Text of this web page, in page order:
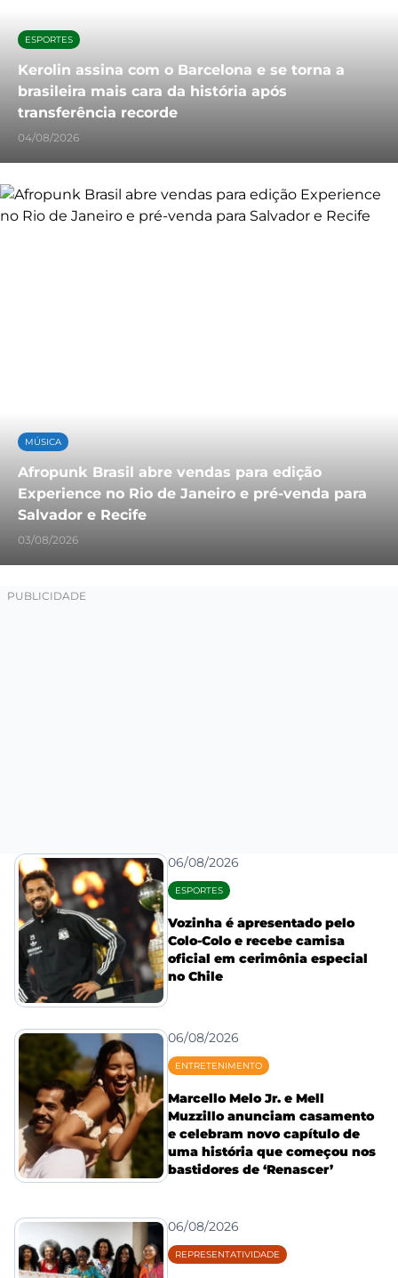
ESPORTES
Kerolin assina com o Barcelona e se torna a
brasileira mais cara da história após
transferência recorde
04/08/2026
MÚSICA
Afropunk Brasil abre vendas para edição
Experience no Rio de Janeiro e pré-venda para
Salvador e Recife
03/08/2026
06/08/2026
ESPORTES
Vozinha é apresentado pelo
Colo-Colo e recebe camisa
oficial em cerimônia especial
no Chile
06/08/2026
ENTRETENIMENTO
Marcello Melo Jr. e Mell
Muzzillo anunciam casamento
e celebram novo capítulo de
uma história que começou nos
bastidores de ‘Renascer’
06/08/2026
REPRESENTATIVIDADE